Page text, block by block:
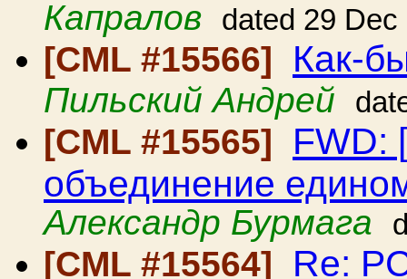
Капралов dated 29 Dec
[CML #15566] Как-
Пильский Андрей
[CML #15565] FWD:
объединение
Александр Бурмага
[CML #15564] Re: